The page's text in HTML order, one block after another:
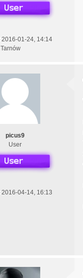
2016-01-24, 14:14
Tarnów
picus9
User
2016-04-14, 16:13